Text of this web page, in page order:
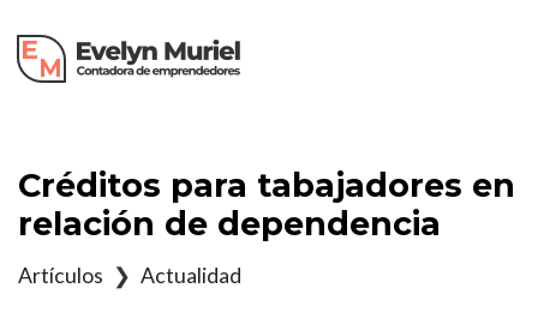
Créditos para tabajadores en
relación de dependencia
Artículos ❯ Actualidad